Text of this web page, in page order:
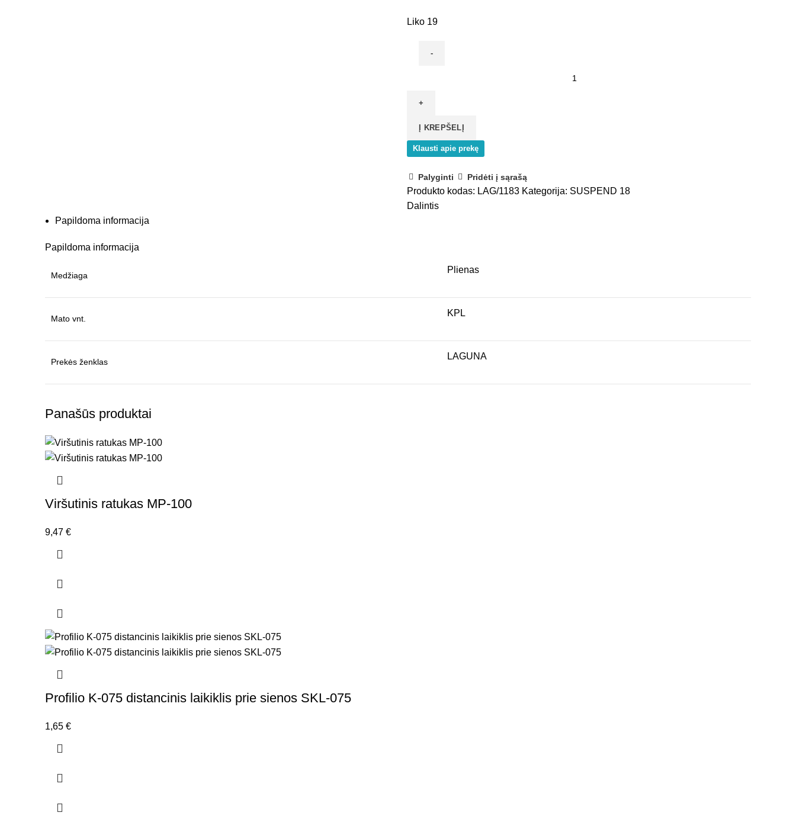
Liko 19
Adapteris
Suspend
18
Į KREPŠELĮ
Klausti apie prekę
Palyginti Pridėti į sąrašą
Produkto kodas: LAG/1183 Kategorija: SUSPEND 18
Dalintis
Papildoma informacija
Papildoma informacija
Medžiaga
Plienas
Mato vnt.
KPL
Prekės ženklas
LAGUNA
Panašūs produktai
Viršutinis ratukas MP-100
9,47 €
Profilio K-075 distancinis laikiklis prie sienos SKL-075
1,65 €